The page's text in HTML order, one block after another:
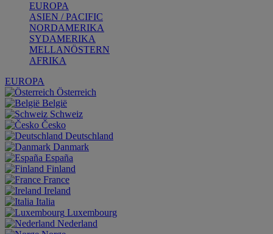
EUROPA
ASIEN / PACIFIC
NORDAMERIKA
SYDAMERIKA
MELLANÖSTERN
AFRIKA
EUROPA
Österreich
België
Schweiz
Česko
Deutschland
Danmark
España
Finland
France
Ireland
Italia
Luxembourg
Nederland